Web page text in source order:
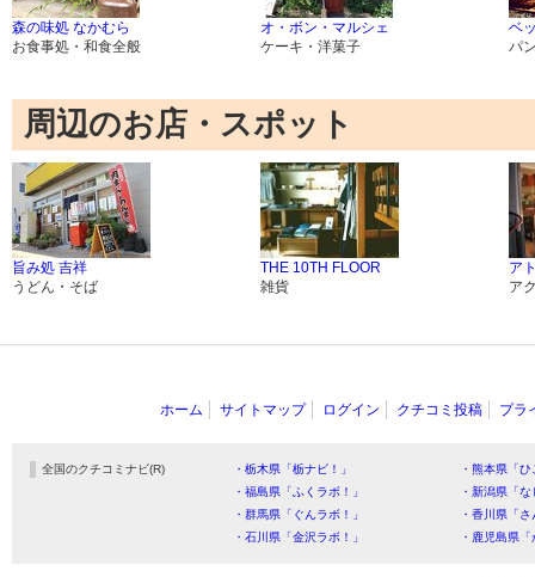
森の味処 なかむら
お食事処・和食全般
オ・ボン・マルシェ
ケーキ・洋菓子
ベ
パ
周辺のお店・スポット
旨み処 吉祥
うどん・そば
THE 10TH FLOOR
雑貨
ア
ア
ホーム サイトマップ ログイン クチコミ投稿 プラ
全国のクチコミナビ(R) ・栃木県「栃ナビ！」
・熊本県「
・福島県「ふくラボ！」
・新潟県「
・群馬県「ぐんラボ！」
・香川県「
・石川県「金沢ラボ！」
・鹿児島県